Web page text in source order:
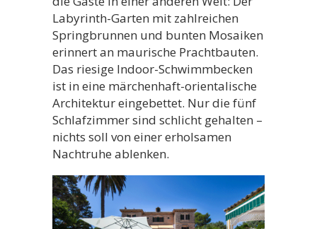
Labyrinth-Garten mit zahlreichen
Springbrunnen und bunten Mosaiken
erinnert an maurische Prachtbauten.
Das riesige Indoor-Schwimmbecken
ist in eine märchenhaft-orientalische
Architektur eingebettet. Nur die fünf
Schlafzimmer sind schlicht gehalten –
nichts soll von einer erholsamen
Nachtruhe ablenken.